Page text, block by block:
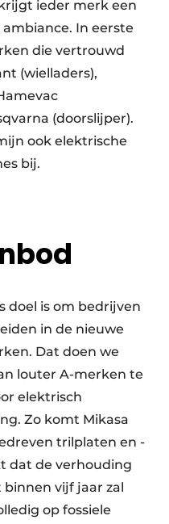
ieder merk een
In eerste
die vertrouwd
(wielladers),
(doorslijper).
ook elektrische
bij.
doel is om bedrijven
in de nieuwe
Dat doen we
louter A-merken te
elektrisch
Zo komt Mikasa
trilplaten en -
dat de verhouding
vijf jaar zal
op fossiele